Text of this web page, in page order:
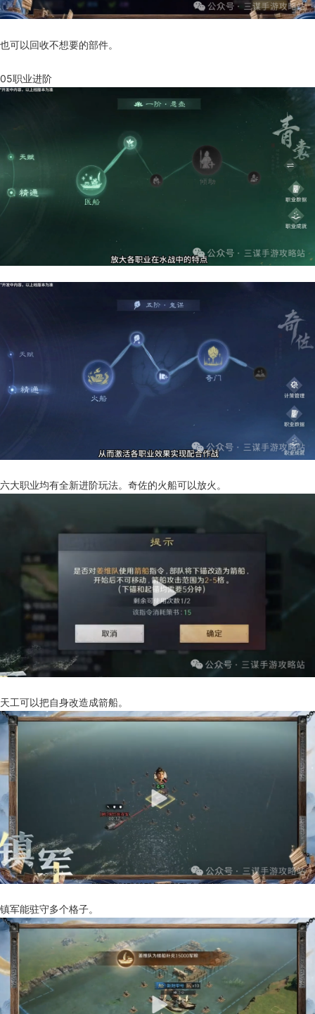
也可以回收不想要的部件。
05职业进阶
六大职业均有全新进阶玩法。奇佐的火船可以放火。
天工可以把自身改造成箭船。
镇军能驻守多个格子。